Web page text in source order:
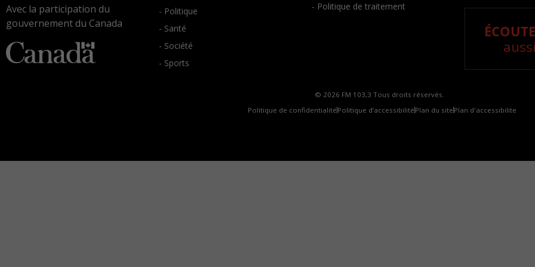
Avec la participation du
gouvernement du Canada
- Politique
- Santé
- Société
- Sports
- Politique de traitement
© 2026 FM 103,3 Tous droits réservés.
Politique de confidentialité Politique d’accessibilité Plan du site Plan d'accessibilite